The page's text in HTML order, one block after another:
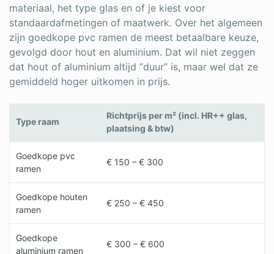
materiaal, het type glas en of je kiest voor
standaardafmetingen of maatwerk. Over het algemeen
zijn goedkope pvc ramen de meest betaalbare keuze,
gevolgd door hout en aluminium. Dat wil niet zeggen
dat hout of aluminium altijd “duur” is, maar wel dat ze
gemiddeld hoger uitkomen in prijs.
Type raam
Richtprijs per m² (incl. HR++ glas,
plaatsing & btw)
Goedkope pvc
ramen
€ 150 – € 300
Goedkope houten
ramen
€ 250 – € 450
Goedkope
aluminium ramen
€ 300 – € 600